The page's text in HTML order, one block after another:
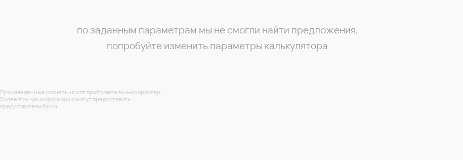
по заданным параметрам мы не смогли найти предложения,
попробуйте изменить параметры калькулятора
Произведенные расчеты носят приблизительный характер.
Более точную информацию могут предоставить
представители банка.